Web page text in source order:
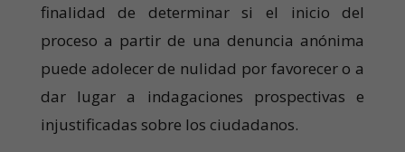
finalidad de determinar si el inicio del
proceso a partir de una denuncia anónima
puede adolecer de nulidad por favorecer o a
dar lugar a indagaciones prospectivas e
injustificadas sobre los ciudadanos.